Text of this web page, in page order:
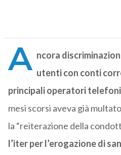
A ncora
utenti con conti
principali operatori
mesi scorsi aveva già
la “reiterazione della
l’iter per l’erogazione di